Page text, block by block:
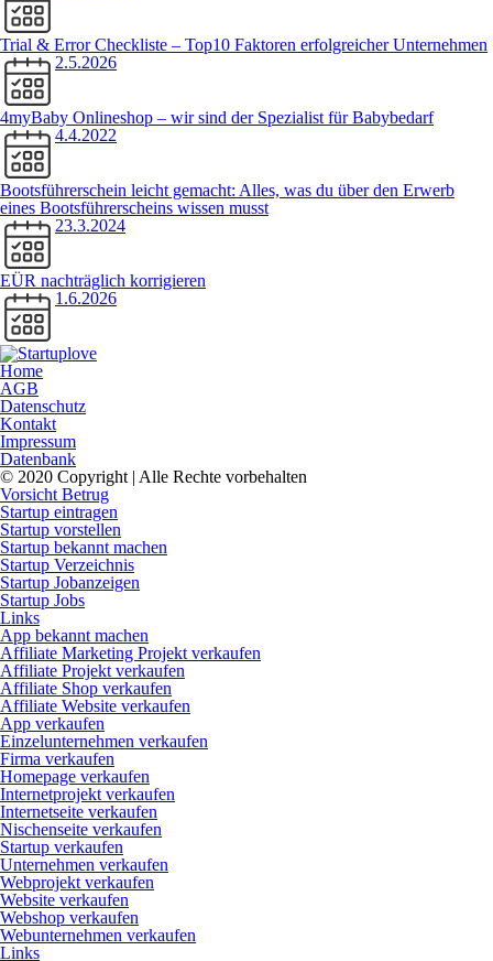
Trial & Error Checkliste – Top10 Faktoren erfolgreicher Unternehmen
2.5.2026
4myBaby Onlineshop – wir sind der Spezialist für Babybedarf
4.4.2022
Bootsführerschein leicht gemacht: Alles, was du über den Erwerb
eines Bootsführerscheins wissen musst
23.3.2024
EÜR nachträglich korrigieren
1.6.2026
Home
AGB
Datenschutz
Kontakt
Impressum
Datenbank
© 2020 Copyright | Alle Rechte vorbehalten
Vorsicht Betrug
Startup eintragen
Startup vorstellen
Startup bekannt machen
Startup Verzeichnis
Startup Jobanzeigen
Startup Jobs
Links
App bekannt machen
Affiliate Marketing Projekt verkaufen
Affiliate Projekt verkaufen
Affiliate Shop verkaufen
Affiliate Website verkaufen
App verkaufen
Einzelunternehmen verkaufen
Firma verkaufen
Homepage verkaufen
Internetprojekt verkaufen
Internetseite verkaufen
Nischenseite verkaufen
Startup verkaufen
Unternehmen verkaufen
Webprojekt verkaufen
Website verkaufen
Webshop verkaufen
Webunternehmen verkaufen
Links